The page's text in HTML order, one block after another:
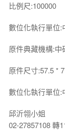
比例尺:100000
數位化執行單位
原件典藏機構:中
原件尺寸:57.5 *
數位化執行單位
邱沂翎小姐
02-27857108 轉